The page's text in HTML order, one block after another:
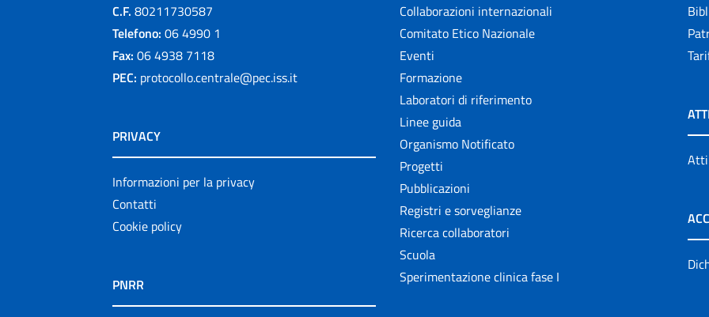
C.F. 80211730587
Telefono: 06 4990 1
Fax: 06 4938 7118
PEC: protocollo.centrale@pec.iss.it
PRIVACY
Informazioni per la privacy
Contatti
Cookie policy
PNRR
Collaborazioni internazionali
Comitato Etico Nazionale
Eventi
Formazione
Laboratori di riferimento
Linee guida
Organismo Notificato
Progetti
Pubblicazioni
Registri e sorveglianze
Ricerca collaboratori
Scuola
Sperimentazione clinica fase I
Atti